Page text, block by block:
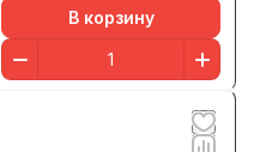
В корзину